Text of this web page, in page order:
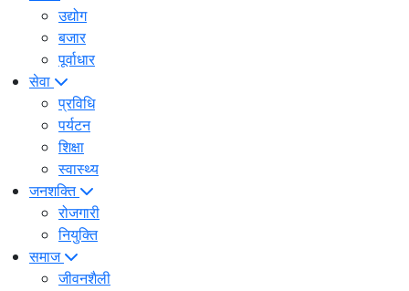
उद्योग
बजार
पूर्वाधार
सेवा
प्रविधि
पर्यटन
शिक्षा
स्वास्थ्य
जनशक्ति
रोजगारी
नियुक्ति
समाज
जीवनशैली